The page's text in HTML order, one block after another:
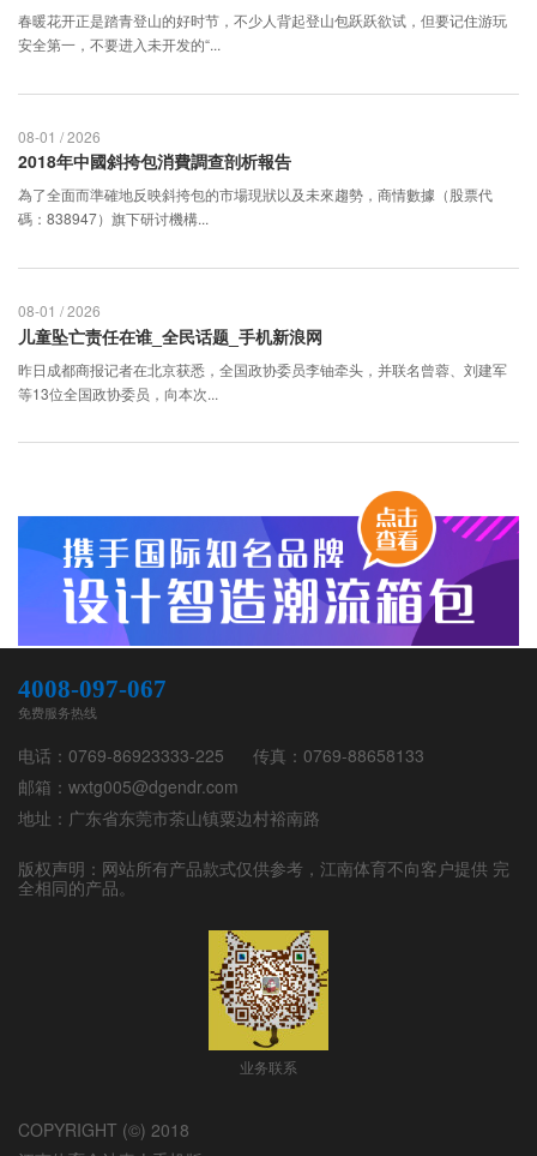
春暖花开正是踏青登山的好时节，不少人背起登山包跃跃欲试，但要记住游玩
安全第一，不要进入未开发的“...
2018年中國斜挎包消費調查剖析報告
為了全面而準確地反映斜挎包的市場現狀以及未來趨勢，商情數據（股票代
碼：838947）旗下研讨機構...
08-01 / 2026
儿童坠亡责任在谁_全民话题_手机新浪网
昨日成都商报记者在北京获悉，全国政协委员李铀牵头，并联名曾蓉、刘建军
等13位全国政协委员，向本次...
08-01 / 2026
电话： 0769-86923333-225 传真： 0769-88658133
邮箱： wxtg005@dgendr.com
地址： 广东省东莞市茶山镇粟边村裕南路
版权声明：网站所有产品款式仅供参考， 江南体育不向客户提供 完
全相同的产品。
4008-097-067
免费服务热线
业务联系
COPYRIGHT (©) 2018